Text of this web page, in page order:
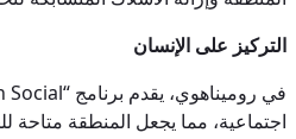
التركيز على الإنسان
اجتماعية، مما يجعل المنطقة متاحة